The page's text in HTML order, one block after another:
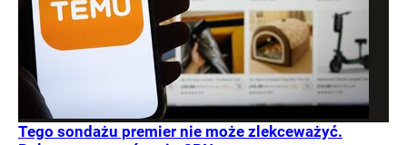
Tego sondażu premier nie może zlekceważyć.